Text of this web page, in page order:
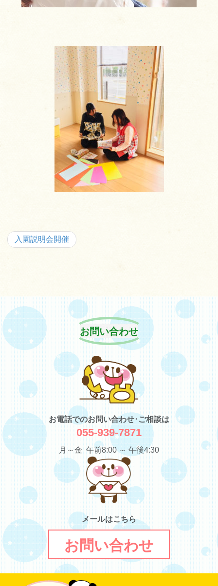
入園説明会開催
お問い合わせ
お電話でのお問い合わせ･ご相談は
055-939-7871
月～金 午前8:00 ～ 午後4:30
メールはこちら
お問い合わせ